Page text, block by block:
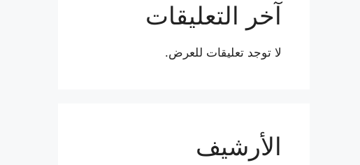
آخر التعليقات
لا توجد تعليقات للعرض.
الأرشيف